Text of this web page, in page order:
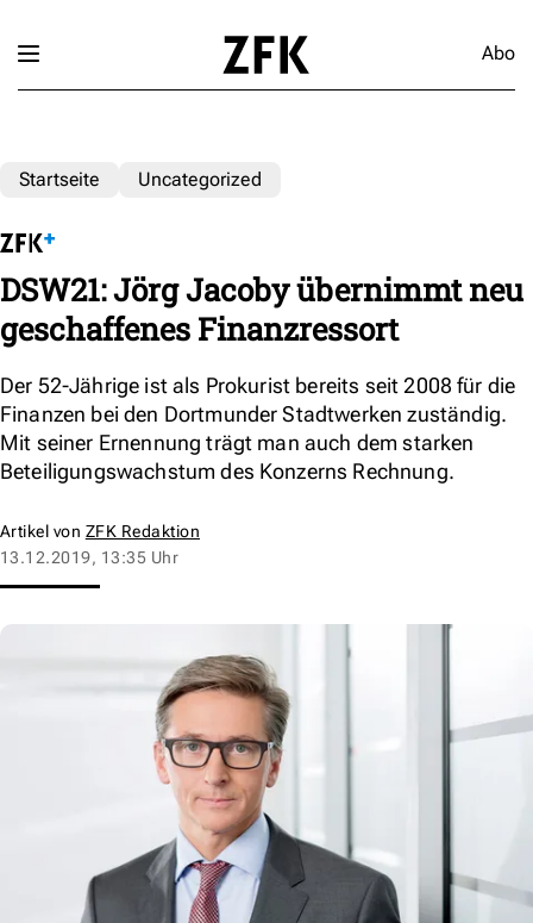
Abo
Startseite Uncategorized
DSW21: Jörg Jacoby übernimmt neu
geschaffenes Finanzressort
Der 52-Jährige ist als Prokurist bereits seit 2008 für die
Finanzen bei den Dortmunder Stadtwerken zuständig.
Mit seiner Ernennung trägt man auch dem starken
Beteiligungswachstum des Konzerns Rechnung.
Artikel von ZFK Redaktion
13.12.2019, 13:35 Uhr